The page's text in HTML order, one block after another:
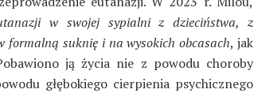
w swojej sypialni z dzieciństwa, z
suknię i na wysokich obcasach, jak
ją życia nie z powodu choroby
głębokiego cierpienia psychicznego